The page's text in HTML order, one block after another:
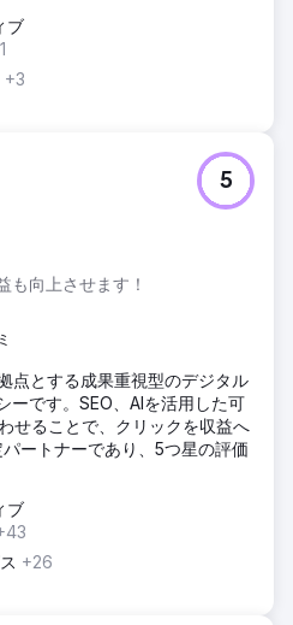
ブ
+3
も向上させます！
5
点とする成果重視型のデジタル
ーです。SEO、AIを活用した可
せることで、クリックを収益へ
ートナーであり、5つ星の評価
ブ
+26